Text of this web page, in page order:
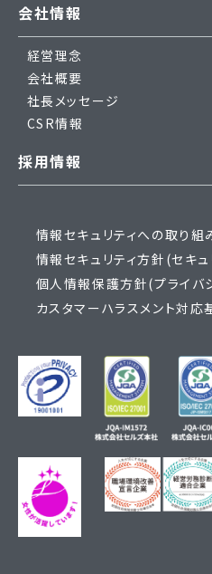
会社情報
経営理念
会社概要
社長メッセージ
CSR情報
採用情報
情報セキュリティへの取り組
情報セキュリティ方針(セキュ
個人情報保護方針(プライバ
カスタマーハラスメント対応